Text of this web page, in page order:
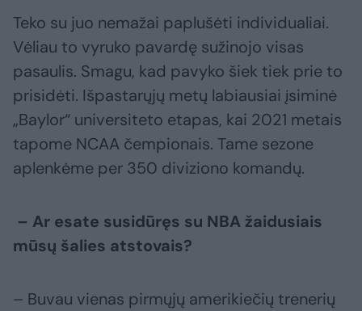
Teko su juo nemažai paplušėti individualiai.
Vėliau to vyruko pavardę sužinojo visas
pasaulis. Smagu, kad pavyko šiek tiek prie to
prisidėti. Išpastarųjų metų labiausiai įsiminė
„Baylor“ universiteto etapas, kai 2021 metais
tapome NCAA čempionais. Tame sezone
aplenkėme per 350 diviziono komandų.
– Ar esate susidūręs su NBA žaidusiais
mūsų šalies atstovais?
– Buvau vienas pirmųjų amerikiečių trenerių